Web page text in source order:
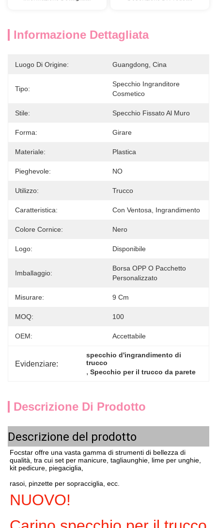
Informazione Dettagliata
Luogo Di Origine: Guangdong, Cina
Tipo:
Specchio Ingranditore
Cosmetico
Stile: Specchio Fissato Al Muro
Forma: Girare
Materiale: Plastica
Pieghevole: NO
Utilizzo: Trucco
Caratteristica: Con Ventosa, Ingrandimento
Colore Cornice: Nero
Logo: Disponibile
Imballaggio:
Borsa OPP O Pacchetto
Personalizzato
Misurare: 9 Cm
MOQ: 100
OEM: Accettabile
Evidenziare:
specchio d'ingrandimento di
trucco
, Specchio per il trucco da parete
Descrizione Di Prodotto
Descrizione del prodotto
Focstar offre una vasta gamma di strumenti di bellezza di
qualità, tra cui set per manicure, tagliaunghie, lime per unghie,
kit pedicure, piegaciglia,
rasoi, pinzette per sopracciglia, ecc.
NUOVO!